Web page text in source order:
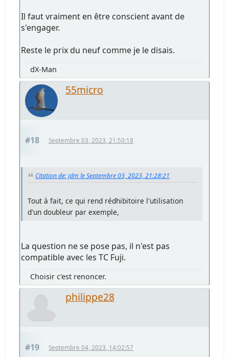
Il faut vraiment en être conscient avant de
s'engager.
Reste le prix du neuf comme je le disais.
dX-Man
55micro
#18 Septembre 03, 2023, 21:50:18
Citation de: jdm le Septembre 03, 2023, 21:28:21
Tout à fait, ce qui rend rédhibitoire l'utilisation
d'un doubleur par exemple,
La question ne se pose pas, il n'est pas
compatible avec les TC Fuji.
Choisir c'est renoncer.
philippe28
#19 Septembre 04, 2023, 14:02:57